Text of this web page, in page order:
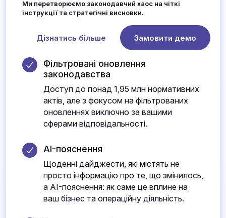
Ми перетворюємо законодавчий хаос на чіткі
інструкції та стратегічні висновки.
Дізнатись більше Замовити демо
Фільтровані оновлення
законодавства
Доступ до понад 1,95 млн нормативних
актів, але з фокусом на фільтрованих
оновленнях виключно за вашими
сферами відповідальності.
AI-пояснення
Щоденні дайджести, які містять не
просто інформацію про те, що змінилось,
а AI-пояснення: як саме це вплине на
ваш бізнес та операційну діяльність.